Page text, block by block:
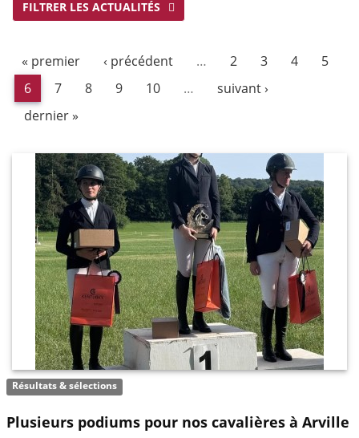
FILTRER LES ACTUALITÉS
« premier ‹ précédent … 2 3 4
5
6
7 8 9 10 …
suivant ›
dernier »
Résultats & sélections
Plusieurs podiums pour nos cavalières à Arville